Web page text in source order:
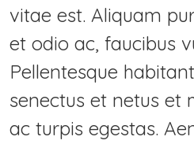
vitae est. Aliquam
et odio ac, faucibus
Pellentesque
senectus et netus et
ac turpis egestas.